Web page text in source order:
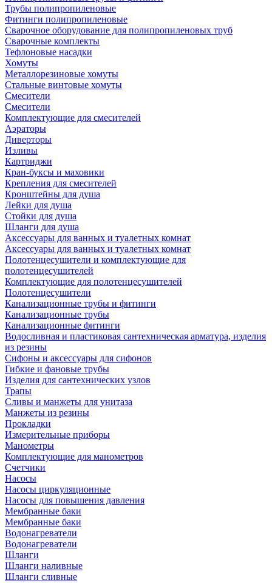
Трубы полипропиленовые
Фитинги полипропиленовые
Сварочное оборудование для полипропиленовых труб
Сварочные комплекты
Тефлоновые насадки
Хомуты
Металлорезиновые хомуты
Стальные винтовые хомуты
Смесители
Смесители
Комплектующие для смесителей
Аэраторы
Диверторы
Изливы
Картриджи
Кран-буксы и маховики
Крепления для смесителей
Кронштейны для душа
Лейки для душа
Стойки для душа
Шланги для душа
Аксессуары для ванных и туалетных комнат
Аксессуары для ванных и туалетных комнат
Полотенцесушители и комплектующие для
полотенцесушителей
Комплектующие для полотенцесушителей
Полотенцесушители
Канализационные трубы и фитинги
Канализационные трубы
Канализационные фитинги
Водосливная и пластиковая сантехническая арматура, изделия
из резины
Сифоны и аксессуары для сифонов
Гибкие и фановые трубы
Изделия для сантехнических узлов
Трапы
Сливы и манжеты для унитаза
Манжеты из резины
Прокладки
Измерительные приборы
Манометры
Комплектующие для манометров
Счетчики
Насосы
Насосы циркуляционные
Насосы для повышения давления
Мембранные баки
Мембранные баки
Водонагреватели
Водонагреватели
Шланги
Шланги наливные
Шланги сливные